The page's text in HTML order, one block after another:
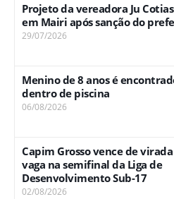
Projeto da vereadora Ju
em Mairi após sanção do
29/07/2026
Menino de 8 anos é
dentro de piscina
06/08/2026
Capim Grosso vence de
vaga na semifinal da Liga de
Desenvolvimento Sub-17
02/08/2026